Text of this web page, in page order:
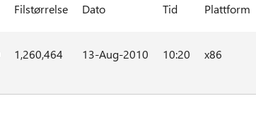
Filstørrelse Dato Tid Plattform
1,260,464 13-Aug-2010 10:20 x86